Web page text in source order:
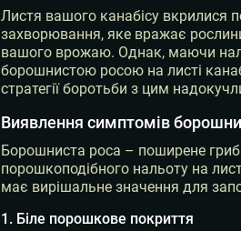
Листя вашого канабісу вкрилися
захворювання, яке вражає
вашого врожаю. Однак, маючи
борошнистою росою на листі
стратегії боротьби з цим
Виявлення симптомів
Борошниста роса – поширене
порошкоподібного нальоту на
має вирішальне значення для
1. Біле порошкове покриття